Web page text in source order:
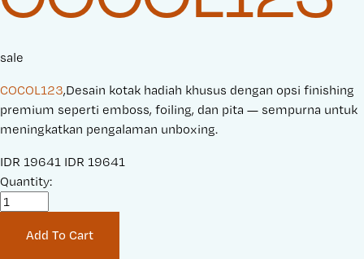
sale
COCOL123,Desain kotak hadiah khusus dengan opsi finishing
premium seperti emboss, foiling, dan pita — sempurna untuk
meningkatkan pengalaman unboxing.
S
a
IDR 19641 O
i
IDR 19641
Quantity:
Add To Cart